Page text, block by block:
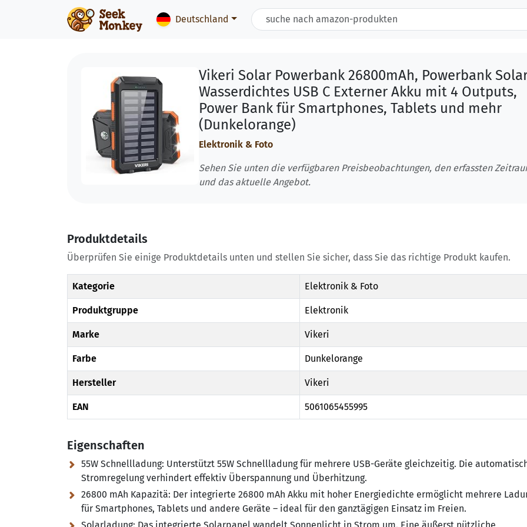
Deutschland
Vikeri Solar Powerbank 26800mAh, Powerbank
Wasserdichtes USB C Externer Akku mit 4 Outputs,
Power Bank für Smartphones, Tablets und mehr
(Dunkelorange)
Elektronik & Foto
Sehen Sie unten die verfügbaren Preisbeobachtungen, den erfassten
und das aktuelle Angebot.
Produktdetails
Überprüfen Sie einige Produktdetails unten und stellen Sie sicher, dass Sie das richtige Produkt kaufen.
Kategorie Elektronik & Foto
Produktgruppe Elektronik
Marke Vikeri
Farbe Dunkelorange
Hersteller Vikeri
EAN 5061065455995
Eigenschaften
55W Schnellladung: Unterstützt 55W Schnellladung für mehrere USB-Geräte gleichzeitig. Die
Stromregelung verhindert effektiv Überspannung und Überhitzung.
26800 mAh Kapazitä: Der integrierte 26800 mAh Akku mit hoher Energiedichte ermöglicht mehrere
für Smartphones, Tablets und andere Geräte – ideal für den ganztägigen Einsatz im Freien.